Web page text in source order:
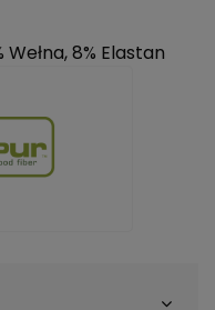
Wełna, 8% Elastan